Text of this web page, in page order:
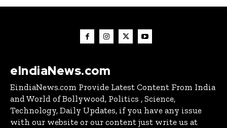
eIndiaNews.com
EindiaNews.com Provide Latest Content From India
and World of Bollywood, Politics , Science,
Technology, Daily Updates, if you have any issue
with our website or our content just write us at